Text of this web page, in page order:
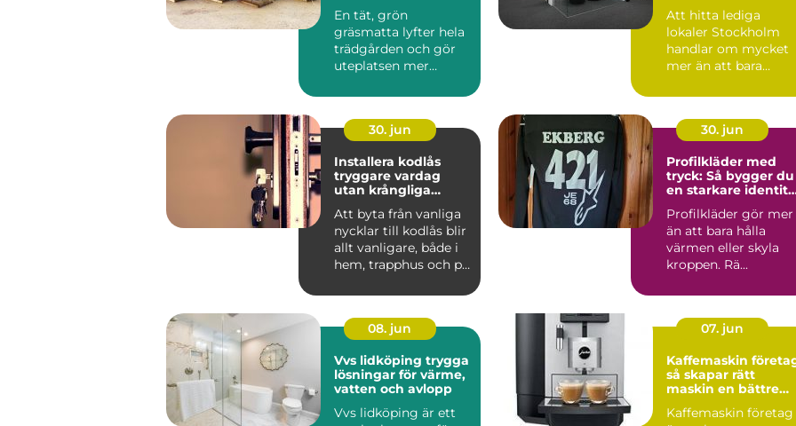
En tät, grön
gräsmatta lyfter hela
trädgården och gör
uteplatsen mer
vill slippa v...
Att hitta lediga
lokaler Stockholm
handlar om mycket
mer än att bara
en hyra. För ...
30. jun
Installera kodlås
tryggare vardag
utan krångliga
Att byta från vanliga
nycklar till kodlås blir
allt vanligare, både i
hem, trapphus och på
30. jun
Profilkläder med
tryck: Så bygger du
en starkare
Profilkläder gör mer
än att bara hålla
värmen eller skyla
kroppen. Rä...
08. jun
Vvs lidköping trygga
lösningar för värme,
vatten och avlopp
Vvs lidköping är ett
07. jun
Kaffemaskin
så skapar rätt
maskin en bättre
Kaffemaskin företag